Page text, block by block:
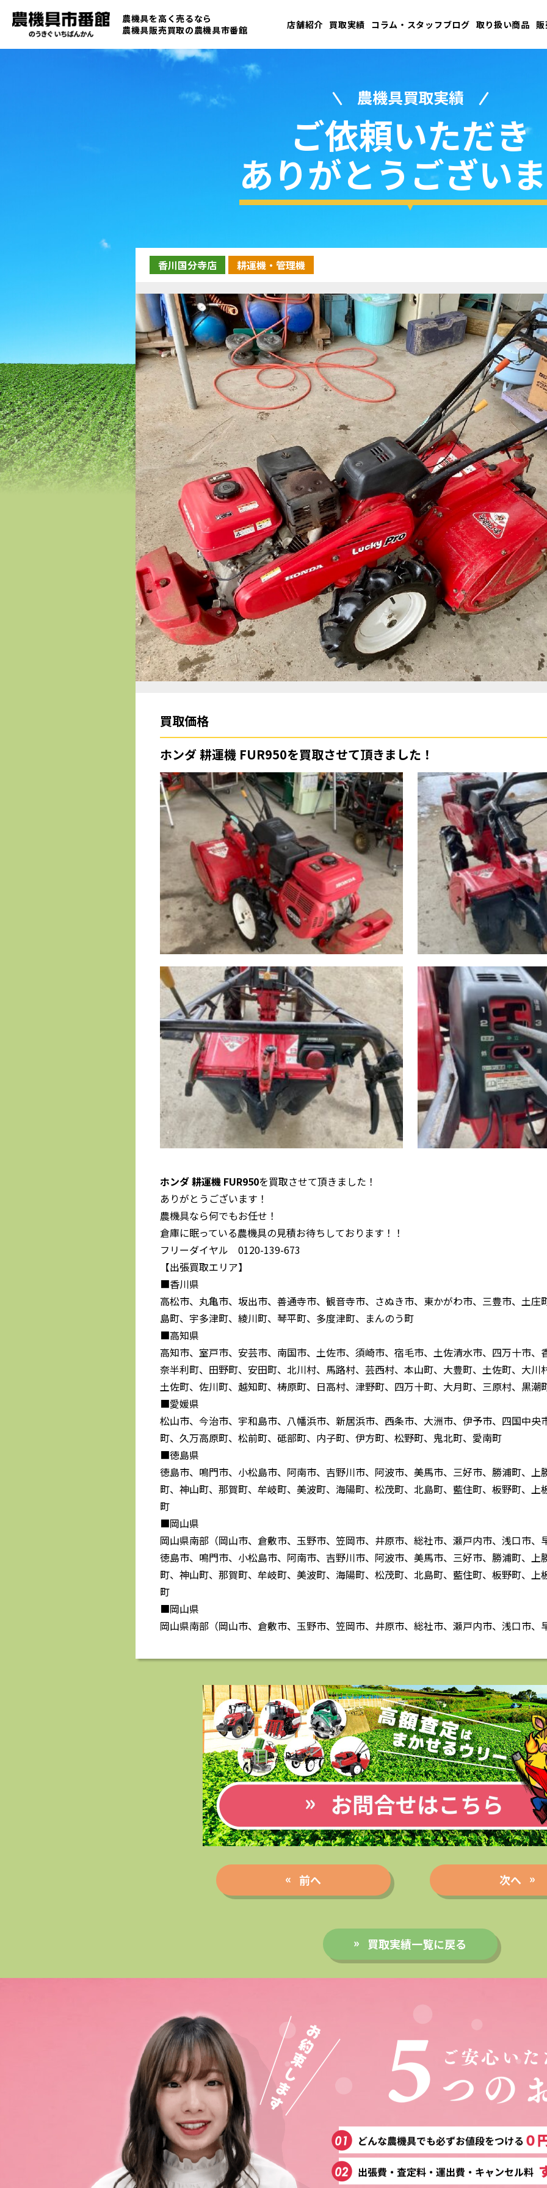
農機具を高く売るなら
農機具販売買取の農機具市番館 店舗紹介 買取実績 コラム・スタッフブログ 取り扱い商品
農機具買取実績
ご依頼いただき
ありがとうござい
香川国分寺店 耕運機・管理機
買取価格
ホンダ 耕運機 FUR950を買取させて頂きました！
ホンダ 耕運機 FUR950を買取させて頂きました！
ありがとうございます！
農機具なら何でもお任せ！
倉庫に眠っている農機具の見積お待ちしております！！
フリーダイヤル 0120-139-673
【出張買取エリア】
■香川県
高松市、丸亀市、坂出市、善通寺市、観音寺市、さぬき市、東かがわ市、三豊市、土庄
島町、宇多津町、綾川町、琴平町、多度津町、まんのう町
■高知県
高知市、室戸市、安芸市、南国市、土佐市、須崎市、宿毛市、土佐清水市、四万十市、
奈半利町、田野町、安田町、北川村、馬路村、芸西村、本山町、大豊町、土佐町、大川
土佐町、佐川町、越知町、梼原町、日高村、津野町、四万十町、大月町、三原村、黒潮
■愛媛県
松山市、今治市、宇和島市、八幡浜市、新居浜市、西条市、大洲市、伊予市、四国中央
町、久万高原町、松前町、砥部町、内子町、伊方町、松野町、鬼北町、愛南町
■徳島県
徳島市、鳴門市、小松島市、阿南市、吉野川市、阿波市、美馬市、三好市、勝浦町、上
町、神山町、那賀町、牟岐町、美波町、海陽町、松茂町、北島町、藍住町、板野町、上
町
■岡山県
岡山県南部（岡山市、倉敷市、玉野市、笠岡市、井原市、総社市、瀬戸内市、浅口市、
徳島市、鳴門市、小松島市、阿南市、吉野川市、阿波市、美馬市、三好市、勝浦町、上
町、神山町、那賀町、牟岐町、美波町、海陽町、松茂町、北島町、藍住町、板野町、上
町
■岡山県
岡山県南部（岡山市、倉敷市、玉野市、笠岡市、井原市、総社市、瀬戸内市、浅口市、
前へ 次へ
買取実績一覧に戻る